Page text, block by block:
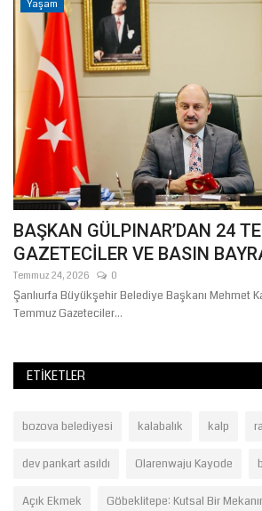
Gülpınar, 24
Köşe Yazıları
HER CANLI
Ağustos 5, 2026 0
ETIKETLER
bozova belediyesi kalabalık kalp
dev pankart asıldı Olarenwaju Kayode
Açık Ekmek Göbeklitepe: Kutsal Bir